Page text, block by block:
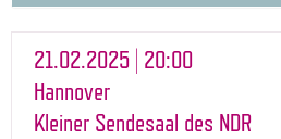
21.02.2025 | 20:00
Hannover
Kleiner Sendesaal des NDR